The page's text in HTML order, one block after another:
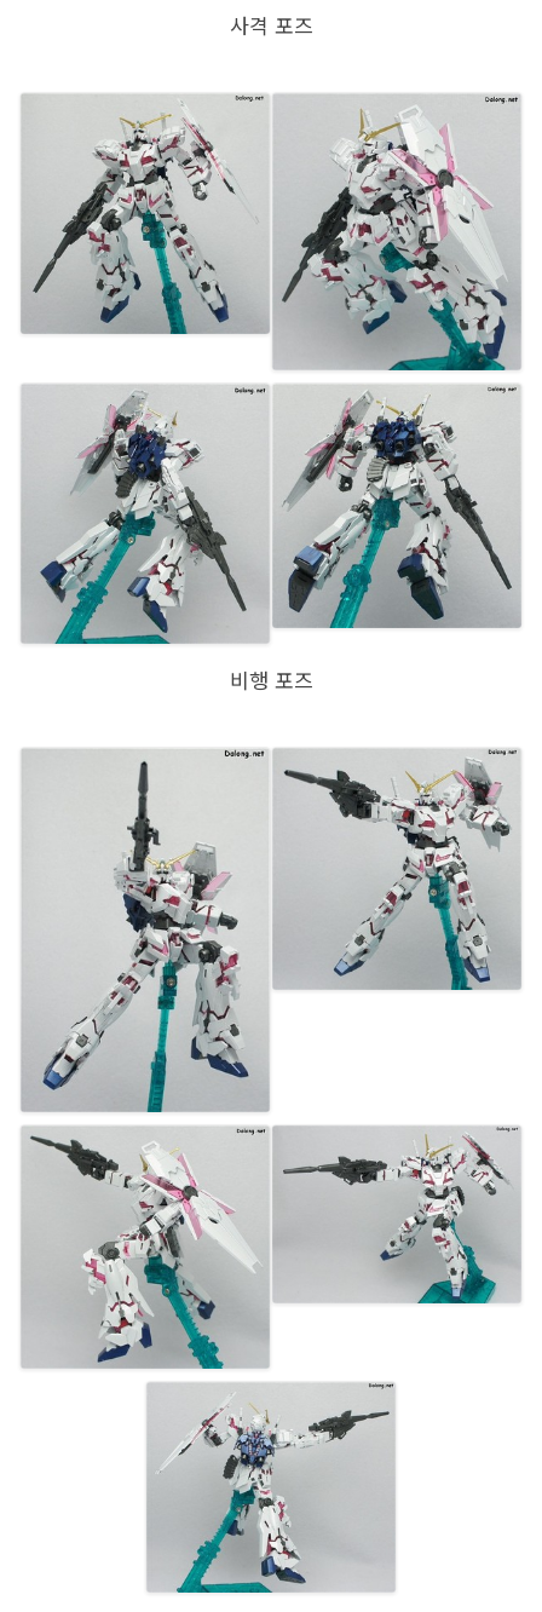
사격 포즈
비행 포즈